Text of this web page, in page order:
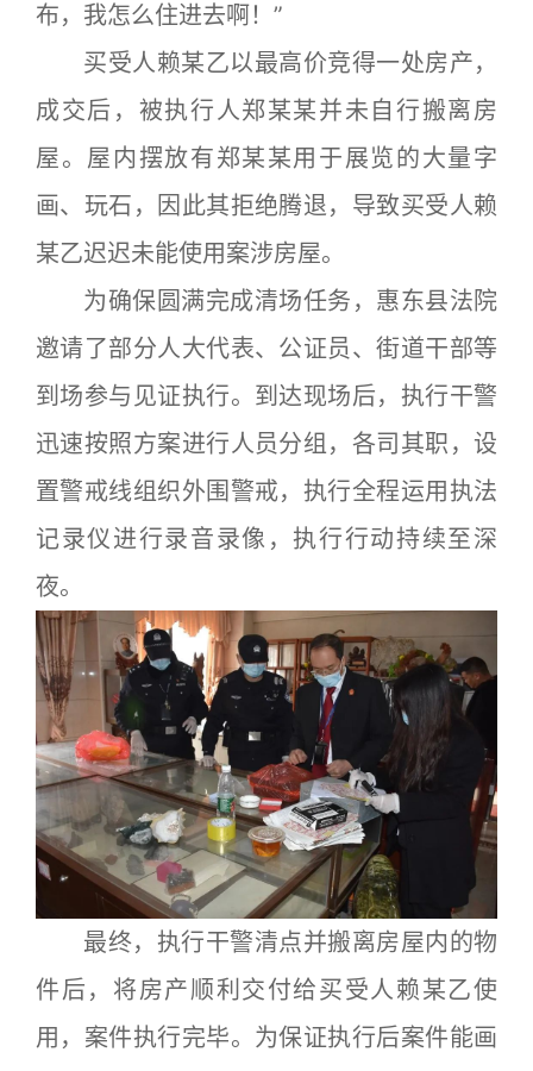
布，我怎么住进去啊！”
买受人赖某乙以最高价竞得一处房产，
成交后，被执行人郑某某并未自行搬离房
屋。屋内摆放有郑某某用于展览的大量字
画、玩石，因此其拒绝腾退，导致买受人赖
某乙迟迟未能使用案涉房屋。
为确保圆满完成清场任务，惠东县法院
邀请了部分人大代表、公证员、街道干部等
到场参与见证执行。到达现场后，执行干警
迅速按照方案进行人员分组，各司其职，设
置警戒线组织外围警戒，执行全程运用执法
记录仪进行录音录像，执行行动持续至深
夜。
最终，执行干警清点并搬离房屋内的物
件后，将房产顺利交付给买受人赖某乙使
用，案件执行完毕。为保证执行后案件能画